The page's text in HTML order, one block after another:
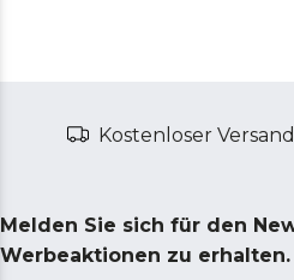
Kostenloser
Melden Sie sich für den
Werbeaktionen zu erhalten.